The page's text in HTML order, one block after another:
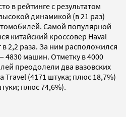
в рейтинге с результатом
динамикой (в 21 раз)
Самой популярной
китайский кроссовер Haval
2,2 раза. За ним расположился
4830 машин. Отметку в 4000
преодолели два вазовских
(4171 штука; плюс 18,7%)
плюс 74,6%).